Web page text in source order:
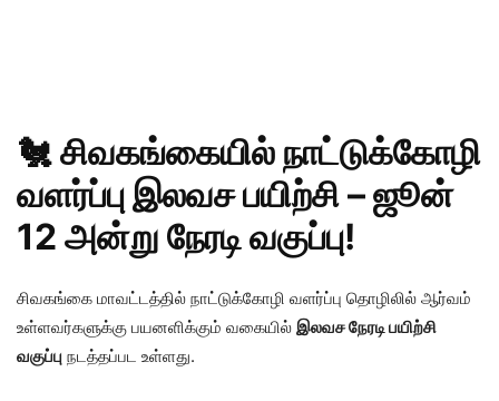
🐔 சிவகங்கையில் நாட்டுக்கோழி
வளர்ப்பு இலவச பயிற்சி – ஜூன்
12 அன்று நேரடி வகுப்பு!
சிவகங்கை மாவட்டத்தில் நாட்டுக்கோழி வளர்ப்பு தொழிலில் ஆர்வம்
உள்ளவர்களுக்கு பயனளிக்கும் வகையில் இலவச நேரடி பயிற்சி
வகுப்பு நடத்தப்பட உள்ளது.